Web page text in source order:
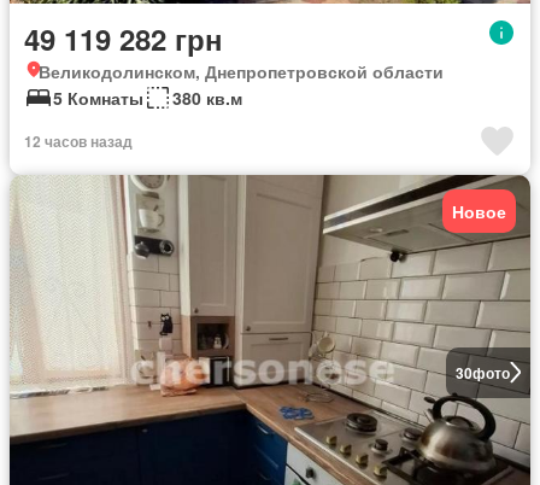
49 119 282 грн
Великодолинском, Днепропетровской области
5 Комнаты
380 кв.м
12 часов назад
30фото
Новое